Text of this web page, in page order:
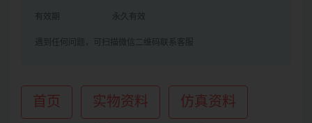
有效期 永久有效
遇到任何问题，可扫描微信二维码联系客服
首页 实物资料 仿真资料